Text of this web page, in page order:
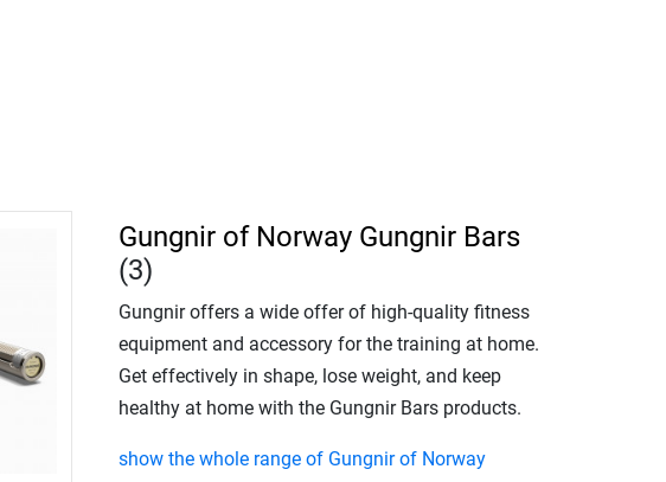
Gungnir of Norway Gungnir Bars
(3)
Gungnir offers a wide offer of high-quality fitness
equipment and accessory for the training at home.
Get effectively in shape, lose weight, and keep
healthy at home with the Gungnir Bars products.
show the whole range of Gungnir of Norway